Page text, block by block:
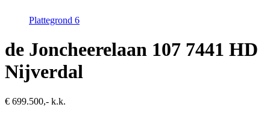
Plattegrond 6
de Joncheerelaan 107 7441 HD
Nijverdal
€ 699.500,- k.k.